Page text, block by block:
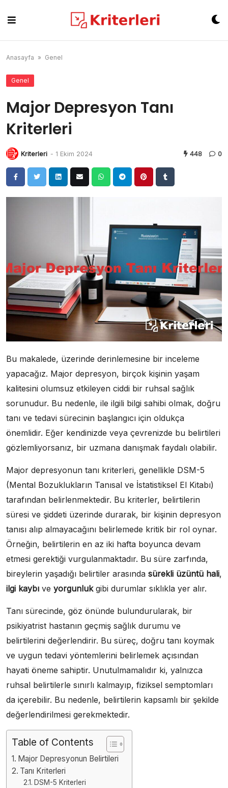
content
Anasayfa » Genel
Genel
Major Depresyon Tanı
Kriterleri
Kriterleri - 1 Ekim 2024 448 0
Bu makalede, üzerinde derinlemesine bir inceleme
yapacağız. Major depresyon, birçok kişinin yaşam
kalitesini olumsuz etkileyen ciddi bir ruhsal sağlık
sorunudur. Bu nedenle, ile ilgili bilgi sahibi olmak, doğru
tanı ve tedavi sürecinin başlangıcı için oldukça
önemlidir. Eğer kendinizde veya çevrenizde bu belirtileri
gözlemliyorsanız, bir uzmana danışmak faydalı olabilir.
Major depresyonun tanı kriterleri, genellikle DSM-5
(Mental Bozuklukların Tanısal ve İstatistiksel El Kitabı)
tarafından belirlenmektedir. Bu kriterler, belirtilerin
süresi ve şiddeti üzerinde durarak, bir kişinin depresyon
tanısı alıp almayacağını belirlemede kritik bir rol oynar.
Örneğin, belirtilerin en az iki hafta boyunca devam
etmesi gerektiği vurgulanmaktadır. Bu süre zarfında,
bireylerin yaşadığı belirtiler arasında sürekli üzüntü hali,
ilgi kaybı ve yorgunlukgibi durumlar sıklıkla yer alır.
Tanı sürecinde, göz önünde bulundurularak, bir
psikiyatrist hastanın geçmiş sağlık durumu ve
belirtilerini değerlendirir. Bu süreç, doğru tanı koymak
ve uygun tedavi yöntemlerini belirlemek açısından
hayati öneme sahiptir. Unutulmamalıdır ki, yalnızca
ruhsal belirtilerle sınırlı kalmayıp, fiziksel semptomları
da içerebilir. Bu nedenle, belirtilerin kapsamlı bir şekilde
değerlendirilmesi gerekmektedir.
Table of Contents
Major Depresyonun Belirtileri
Tanı Kriterleri
DSM-5 Kriterleri